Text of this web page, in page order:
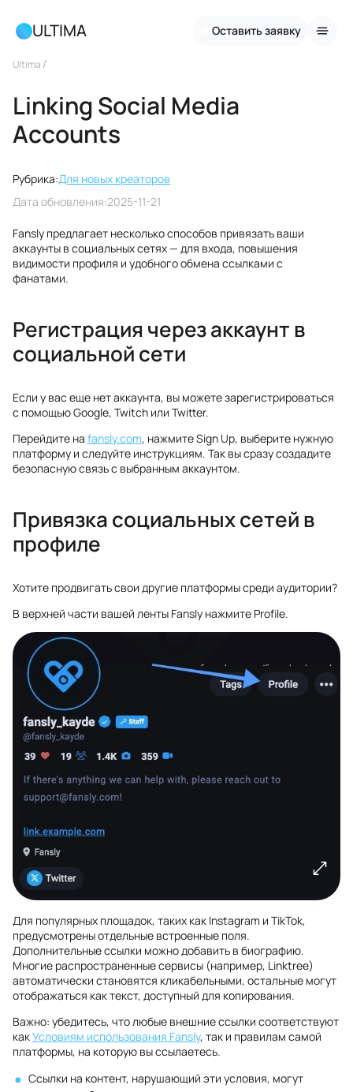
ULTIMA Оставить заявку
Ultima /
Linking Social Media
Accounts
Рубрика:Для новых креаторов
Дата обновления:2025-11-21
Fansly предлагает несколько способов привязать ваши
аккаунты в социальных сетях — для входа, повышения
видимости профиля и удобного обмена ссылками с
фанатами.
Регистрация через аккаунт в
социальной сети
Если у вас еще нет аккаунта, вы можете зарегистрироваться
с помощью Google, Twitch или Twitter.
Перейдите на fansly.com, нажмите Sign Up, выберите нужную
платформу и следуйте инструкциям. Так вы сразу создадите
безопасную связь с выбранным аккаунтом.
Привязка социальных сетей в
профиле
Хотите продвигать свои другие платформы среди аудитории?
В верхней части вашей ленты Fansly нажмите Profile.
Для популярных площадок, таких как Instagram и TikTok,
предусмотрены отдельные встроенные поля.
Дополнительные ссылки можно добавить в биографию.
Многие распространенные сервисы (например, Linktree)
автоматически становятся кликабельными, остальные могут
отображаться как текст, доступный для копирования.
Важно: убедитесь, что любые внешние ссылки соответствуют
какУсловиям использования Fansly, так и правилам самой
платформы, на которую вы ссылаетесь.
Ссылки на контент, нарушающий эти условия, могут